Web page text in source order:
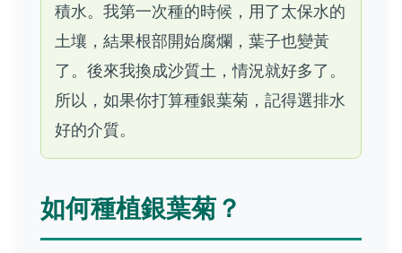
積水。我第一次種的時候，用了太保水的
土壤，結果根部開始腐爛，葉子也變黃
了。後來我換成沙質土，情況就好多了。
所以，如果你打算種銀葉菊，記得選排水
好的介質。
如何種植銀葉菊？